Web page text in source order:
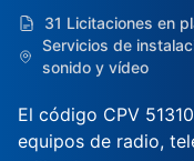
31 Licitaciones en
Servicios de
sonido y vídeo
El código CPV
equipos de radio,